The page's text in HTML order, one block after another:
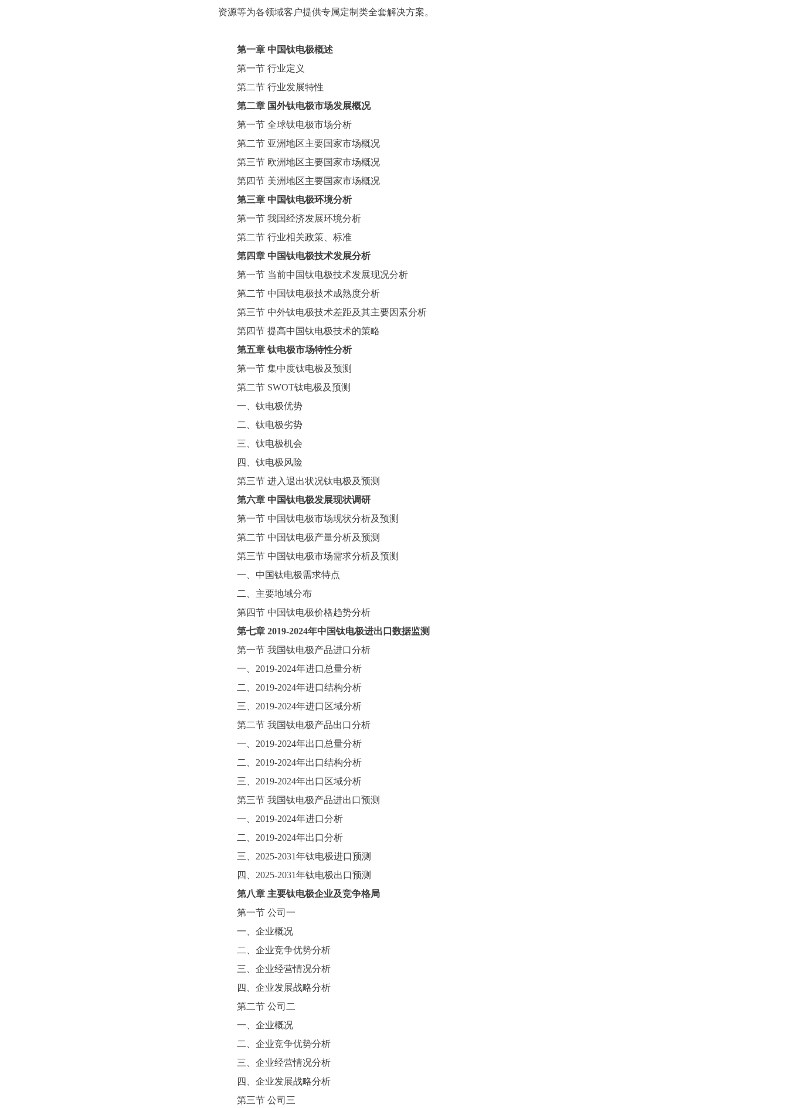
资源等为各领域客户提供专属定制类全套解决方案。
第一章 中国钛电极概述
第一节 行业定义
第二节 行业发展特性
第二章 国外钛电极市场发展概况
第一节 全球钛电极市场分析
第二节 亚洲地区主要国家市场概况
第三节 欧洲地区主要国家市场概况
第四节 美洲地区主要国家市场概况
第三章 中国钛电极环境分析
第一节 我国经济发展环境分析
第二节 行业相关政策、标准
第四章 中国钛电极技术发展分析
第一节 当前中国钛电极技术发展现况分析
第二节 中国钛电极技术成熟度分析
第三节 中外钛电极技术差距及其主要因素分析
第四节 提高中国钛电极技术的策略
第五章 钛电极市场特性分析
第一节 集中度钛电极及预测
第二节 SWOT钛电极及预测
一、 钛电极优势
二、 钛电极劣势
三、 钛电极机会
四、 钛电极风险
第三节 进入退出状况钛电极及预测
第六章 中国钛电极发展现状调研
第一节 中国钛电极市场现状分析及预测
第二节 中国钛电极产量分析及预测
第三节 中国钛电极市场需求分析及预测
一、中国钛电极需求特点
二、主要地域分布
第四节 中国钛电极价格趋势分析
第七章 2019-2024年中国钛电极进出口数据监测
第一节 我国钛电极产品进口分析
一、 2019-2024年进口总量分析
二、 2019-2024年进口结构分析
三、 2019-2024年进口区域分析
第二节 我国钛电极产品出口分析
一、 2019-2024年出口总量分析
二、 2019-2024年出口结构分析
三、 2019-2024年出口区域分析
第三节 我国钛电极产品进出口预测
一、 2019-2024年进口分析
二、 2019-2024年出口分析
三、 2025-2031年钛电极进口预测
四、 2025-2031年钛电极出口预测
第八章 主要钛电极企业及竞争格局
第一节 公司一
一、企业概况
二、企业竞争优势分析
三、企业经营情况分析
四、企业发展战略分析
第二节 公司二
一、企业概况
二、企业竞争优势分析
三、企业经营情况分析
四、企业发展战略分析
第三节 公司三